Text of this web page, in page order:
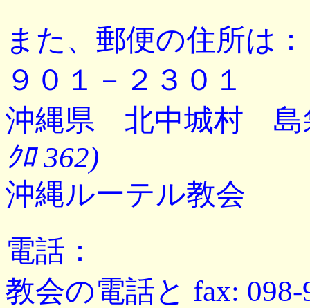
また、郵便の住所は：
９０１－２３０１
沖縄県 北中城村 島
ｸﾛ 362)
沖縄ルーテル教会
電話：
教会の電話と fax: 098-